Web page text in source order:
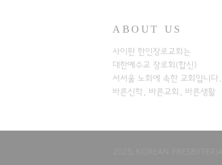
ABOUT US
사이판 한인장로교회는
대한예수교 장로회(합신)
서서울 노회에 속한 교회입니다.
바른신학, 바른교회, 바른생활